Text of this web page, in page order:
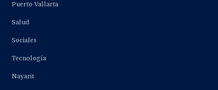
Puerto Vallarta
Salud
Sociales
Tecnología
Nayarit